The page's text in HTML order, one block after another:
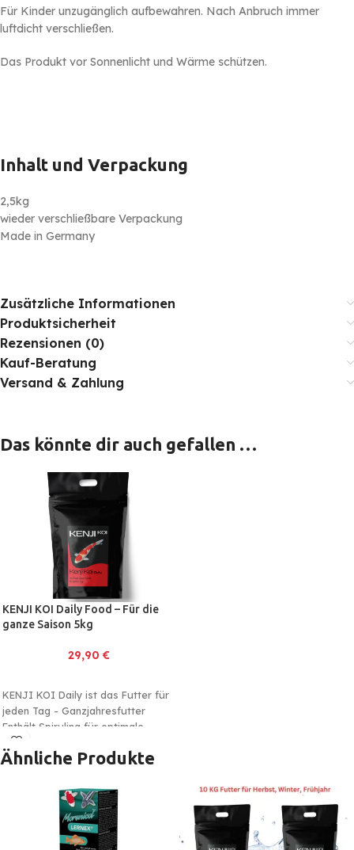
Für Kinder unzugänglich aufbewahren. Nach Anbruch immer
luftdicht verschließen.
Das Produkt vor Sonnenlicht und Wärme schützen.
Inhalt und Verpackung
2,5kg
wieder verschließbare Verpackung
Made in Germany
Zusätzliche Informationen
Produktsicherheit
Rezensionen (0)
Kauf-Beratung
Versand & Zahlung
Das könnte dir auch gefallen …
KENJI KOI Daily Food – Für die
ganze Saison 5kg
29,90 €
KENJI KOI Daily ist das Futter für
jeden Tag - Ganzjahresfutter
Enthält Spirulina für optimale
Farben und besonderen Glanz
Made in Germany - immer frisch
Ähnliche Produkte